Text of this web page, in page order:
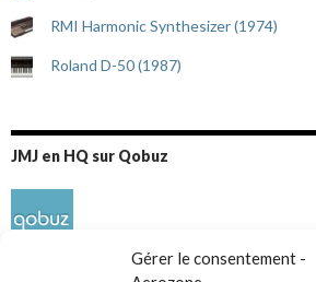
Gérer le consentement -
RMI Harmonic Synthesizer (1974)
Roland D-50 (1987)
JMJ en HQ sur Qobuz